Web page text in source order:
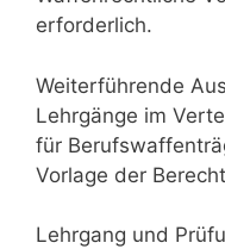
erforderlich.
Weiterführende
Lehrgänge im
für
Vorlage der
Lehrgang und